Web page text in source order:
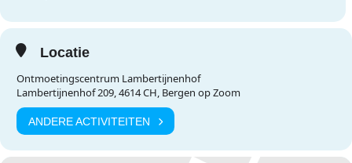
Locatie
Ontmoetingscentrum Lambertijnenhof
Lambertijnenhof 209, 4614 CH, Bergen op Zoom
ANDERE ACTIVITEITEN